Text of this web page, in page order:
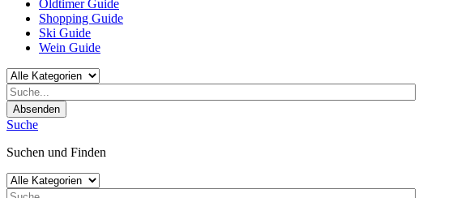
Oldtimer Guide
Shopping Guide
Ski Guide
Wein Guide
Absenden
Suche
Suchen und Finden